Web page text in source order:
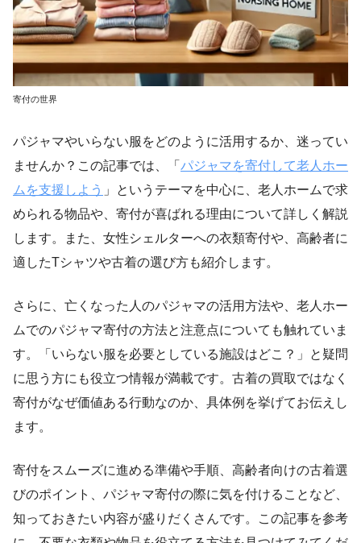
寄付の世界
パジャマやいらない服をどのように活用するか、迷ってい
ませんか？この記事では、「 パジャマを寄付して老人ホー
ムを支援しよう 」というテーマを中心に、老人ホームで求
められる物品や、寄付が喜ばれる理由について詳しく解説
します。また、女性シェルターへの衣類寄付や、高齢者に
適したTシャツや古着の選び方も紹介します。
さらに、亡くなった人のパジャマの活用方法や、老人ホー
ムでのパジャマ寄付の方法と注意点についても触れていま
す。「いらない服を必要としている施設はどこ？」と疑問
に思う方にも役立つ情報が満載です。古着の買取ではなく
寄付がなぜ価値ある行動なのか、具体例を挙げてお伝えし
ます。
寄付をスムーズに進める準備や手順、高齢者向けの古着選
びのポイント、パジャマ寄付の際に気を付けることなど、
知っておきたい内容が盛りだくさんです。この記事を参考